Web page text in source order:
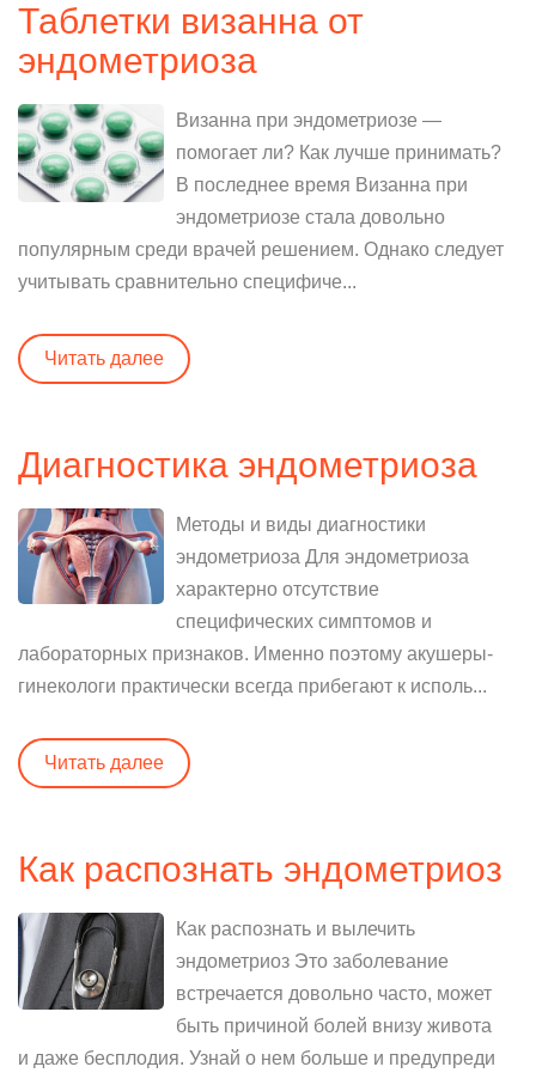
Таблетки визанна от
эндометриоза
Визанна при эндометриозе —
помогает ли? Как лучше принимать?
В последнее время Визанна при
эндометриозе стала довольно
популярным среди врачей решением. Однако следует
учитывать сравнительно специфиче...
Читать далее
Диагностика эндометриоза
Методы и виды диагностики
эндометриоза Для эндометриоза
характерно отсутствие
специфических симптомов и
лабораторных признаков. Именно поэтому акушеры-
гинекологи практически всегда прибегают к исполь...
Читать далее
Как распознать эндометриоз
Как распознать и вылечить
эндометриоз Это заболевание
встречается довольно часто, может
быть причиной болей внизу живота
и даже бесплодия. Узнай о нем больше и предупреди